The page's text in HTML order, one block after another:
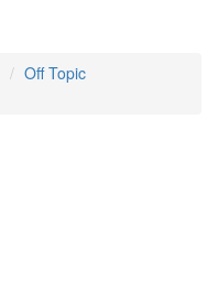
Off Topic